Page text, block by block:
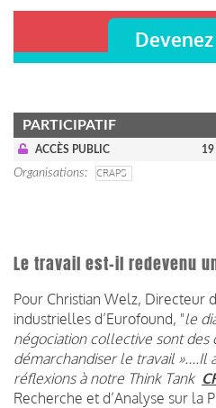
PARTICIPATIF
ACCÈS PUBLIC
Organisations CRAPS
Le travail est-il redevenu
Pour Christian Welz, Directeur
industrielles d’Eurofound, "le
négociation collective sont des
démarchandiser le travail »....Il
réflexions à notre Think Tank
Recherche et d’Analyse sur la